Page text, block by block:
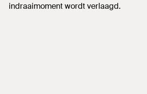
indraaimoment wordt verlaagd.